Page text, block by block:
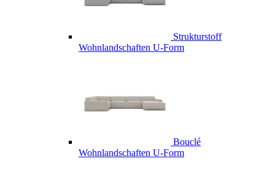
Strukturstoff
Wohnlandschaften U-Form
Bouclé
Wohnlandschaften U-Form